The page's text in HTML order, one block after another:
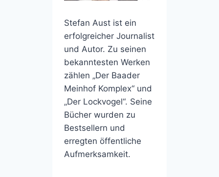
Stefan Aust ist ein
erfolgreicher Journalist
und Autor. Zu seinen
bekanntesten Werken
zählen „Der Baader
Meinhof Komplex“ und
„Der Lockvogel“. Seine
Bücher wurden zu
Bestsellern und
erregten öffentliche
Aufmerksamkeit.